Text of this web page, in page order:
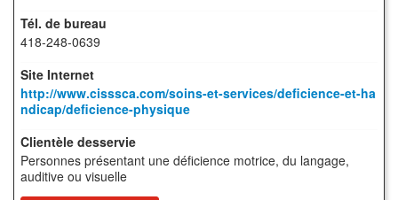
418-248-0639
http://www.cisssca.com/soins-et-services/deficience-et-ha
ndicap/deficience-physique
Personnes présentant une déficience motrice, du langage,
auditive ou visuelle